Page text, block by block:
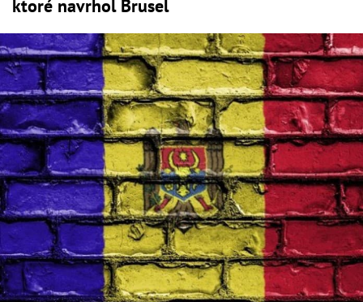
ktoré navrhol Brusel